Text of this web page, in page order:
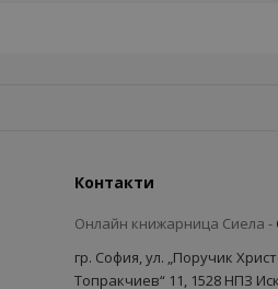
Контакти
Онлайн книжарница Сиела -
гр. София, ул. „Поручик
Топракчиев“ 11, 1528 НПЗ